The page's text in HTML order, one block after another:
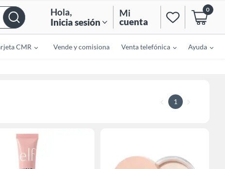
Hola,
Inicia sesión
Mi
cuenta
0
CMR Vende y comisiona Venta telefónica Ayuda
1